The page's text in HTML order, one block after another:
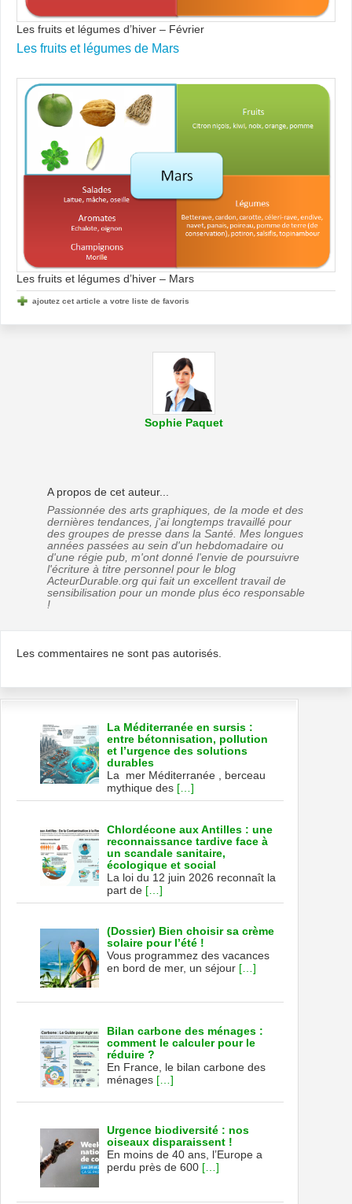
Les fruits et légumes d’hiver – Février
Les fruits et légumes de Mars
Les fruits et légumes d’hiver – Mars
ajoutez cet article a votre liste de favoris
Sophie Paquet
A propos de cet auteur...
Passionnée des arts graphiques, de la mode et des
dernières tendances, j'ai longtemps travaillé pour
des groupes de presse dans la Santé. Mes longues
années passées au sein d'un hebdomadaire ou
d'une régie pub, m'ont donné l'envie de poursuivre
l'écriture à titre personnel pour le blog
ActeurDurable.org qui fait un excellent travail de
sensibilisation pour un monde plus éco responsable
!
Les commentaires ne sont pas autorisés.
La Méditerranée en sursis :
entre bétonnisation, pollution
et l’urgence des solutions
durables
La mer Méditerranée , berceau
mythique des […]
Chlordécone aux Antilles : une
reconnaissance tardive face à
un scandale sanitaire,
écologique et social
La loi du 12 juin 2026 reconnaît la
part de […]
(Dossier) Bien choisir sa crème
solaire pour l’été !
Vous programmez des vacances
en bord de mer, un séjour […]
Bilan carbone des ménages :
comment le calculer pour le
réduire ?
En France, le bilan carbone des
ménages […]
Urgence biodiversité : nos
oiseaux disparaissent !
En moins de 40 ans, l’Europe a
perdu près de 600 […]